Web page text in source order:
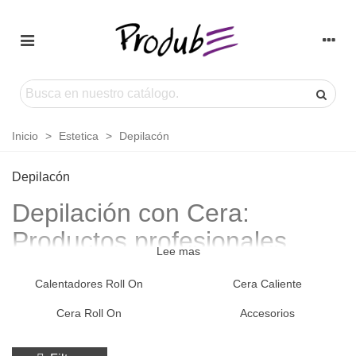
Inicio > Estetica > Depilacón
Depilacón
Depilación con Cera:
Productos profesionales
depilación con ceraque aseguran resultados sobresalientes en
contamos con todo lo que necesitas para proporcionar
Lee mas
Calentadores Roll On Cera Caliente
Cera Roll On Accesorios